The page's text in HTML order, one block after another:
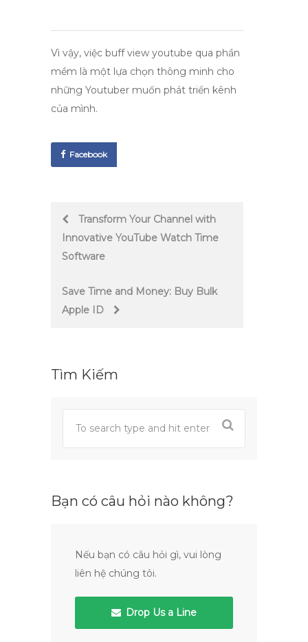
Vì vậy, việc buff view youtube qua phần
mềm là một lựa chọn thông minh cho
những Youtuber muốn phát triển kênh
của mình.
Facebook
Post
navigation
Transform Your Channel with
Innovative YouTube Watch Time
Software
Save Time and Money: Buy Bulk
Apple ID
Tìm Kiếm
Bạn có câu hỏi nào không?
Nếu bạn có câu hỏi gì, vui lòng
liên hệ chúng tôi.
Drop Us a Line